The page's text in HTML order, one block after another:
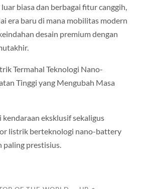
biasa dan berbagai fitur canggih,
era baru di mana mobilitas modern
desain premium dengan
Termahal Teknologi Nano-
Tinggi yang Mengubah Masa
kendaraan eksklusif sekaligus
listrik berteknologi nano-battery
paling prestisius.